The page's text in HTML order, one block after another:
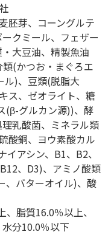
胚芽、コーングルテ
クミール、フェザー
大豆油、精製魚油
(かつお・まぐろエ
ル)、豆類(脱脂大
ス、ゼオライト、糖
(β-グルカン源))、酵
乳酸菌、ミネラル類
酸銅、ヨウ素酸カル
アシン、B1、B2、
、D3)、アミノ酸類
、バターオイル)、酸
、脂質16.0％以上、
分10.0％以下